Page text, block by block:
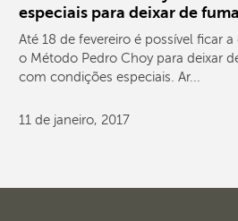
especiais para deixar de
Até 18 de fevereiro é possível ficar
o Método Pedro Choy para deixar
com condições especiais. Ar...
11 de janeiro, 2017